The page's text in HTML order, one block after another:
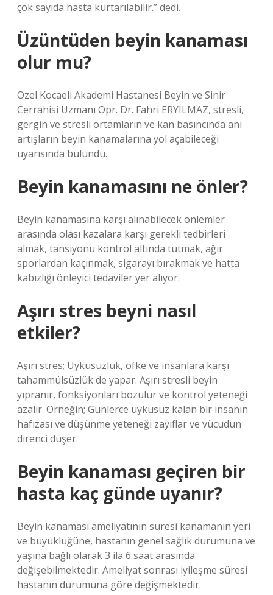
çok sayıda hasta kurtarılabilir.” dedi.
Üzüntüden beyin kanaması
olur mu?
Özel Kocaeli Akademi Hastanesi Beyin ve Sinir
Cerrahisi Uzmanı Opr. Dr. Fahri ERYILMAZ, stresli,
gergin ve stresli ortamların ve kan basıncında ani
artışların beyin kanamalarına yol açabileceği
uyarısında bulundu.
Beyin kanamasını ne önler?
Beyin kanamasına karşı alınabilecek önlemler
arasında olası kazalara karşı gerekli tedbirleri
almak, tansiyonu kontrol altında tutmak, ağır
sporlardan kaçınmak, sigarayı bırakmak ve hatta
kabızlığı önleyici tedaviler yer alıyor.
Aşırı stres beyni nasıl
etkiler?
Aşırı stres; Uykusuzluk, öfke ve insanlara karşı
tahammülsüzlük de yapar. Aşırı stresli beyin
yıpranır, fonksiyonları bozulur ve kontrol yeteneği
azalır. Örneğin; Günlerce uykusuz kalan bir insanın
hafızası ve düşünme yeteneği zayıflar ve vücudun
direnci düşer.
Beyin kanaması geçiren bir
hasta kaç günde uyanır?
Beyin kanaması ameliyatının süresi kanamanın yeri
ve büyüklüğüne, hastanın genel sağlık durumuna ve
yaşına bağlı olarak 3 ila 6 saat arasında
değişebilmektedir. Ameliyat sonrası iyileşme süresi
hastanın durumuna göre değişmektedir.